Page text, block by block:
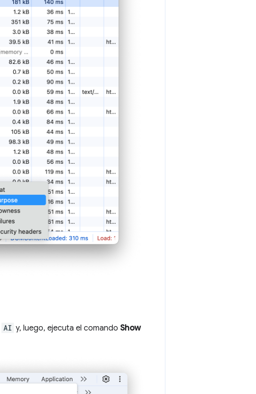
AI y, luego, ejecuta el comando Show